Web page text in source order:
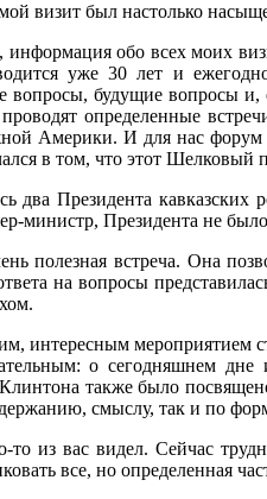
визит был настолько
информация обо всех моих
уже 30 лет и
воп­росы, будущие вопросы и,
опре­деленные
Америки. И для нас форум
в том, что этот Шелковый
два Пре­зидента
министр, Президента не
полез­ная встреча. Она
на вопросы
интерес­ным мероприятием
о се­годняшнем
также было
смы­слу, так и по
то из вас видел. Сей­час
все, но определенная